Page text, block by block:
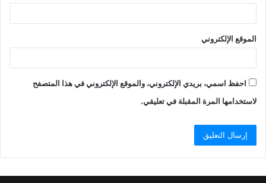
الموقع الإلكتروني
احفظ اسمي، بريدي الإلكتروني، والموقع الإلكتروني في هذا المتصفح
لاستخدامها المرة المقبلة في تعليقي.